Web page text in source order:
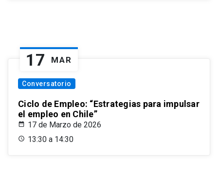
17 MAR
Conversatorio
Ciclo de Empleo: “Estrategias para impulsar
el empleo en Chile”
17 de Marzo de 2026
13:30 a 14:30